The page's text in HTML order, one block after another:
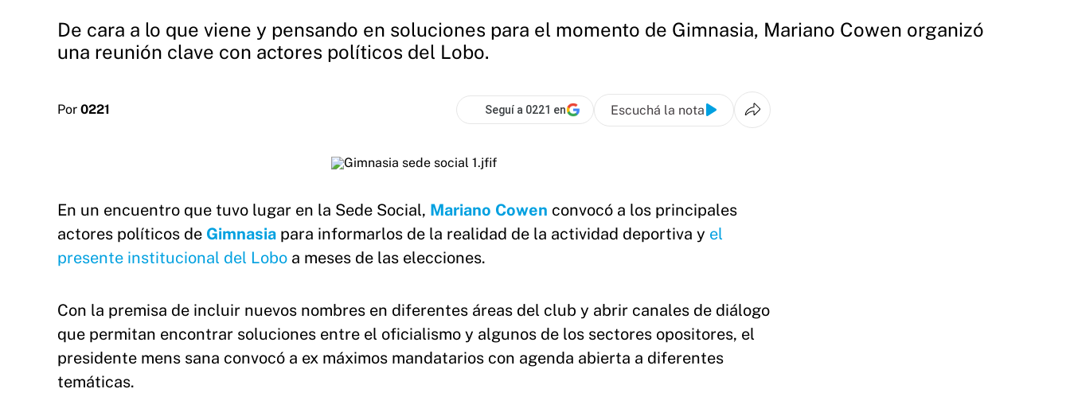
De cara a lo que viene y pensando en soluciones para el momento de Gimnasia, Mariano Cowen organizó
una reunión clave con actores políticos del Lobo.
Por 0221 Seguí a 0221 en Escuchá la nota
En un encuentro que tuvo lugar en la Sede Social, Mariano Cowen convocó a los principales
actores políticos de Gimnasia para informarlos de la realidad de la actividad deportiva y el
presente institucional del Lobo a meses de las elecciones.
Con la premisa de incluir nuevos nombres en diferentes áreas del club y abrir canales de diálogo
que permitan encontrar soluciones entre el oficialismo y algunos de los sectores opositores, el
presidente mens sana convocó a ex máximos mandatarios con agenda abierta a diferentes
temáticas.